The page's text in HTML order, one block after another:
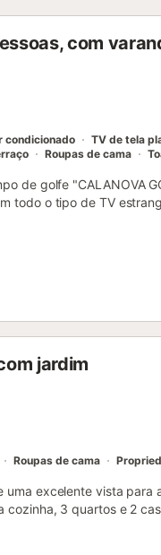
com
condicionado
TV de tela
Roupas de cama
de golfe "CALANOVA
todo o tipo de TV
como a 25 minutos do
Sol, o Calanova
como a marina, a
Juntamente com
duas piscinas,
jardim
Roupas de cama
uma excelente vista
cozinha, 3 quartos e 2
bem como uma